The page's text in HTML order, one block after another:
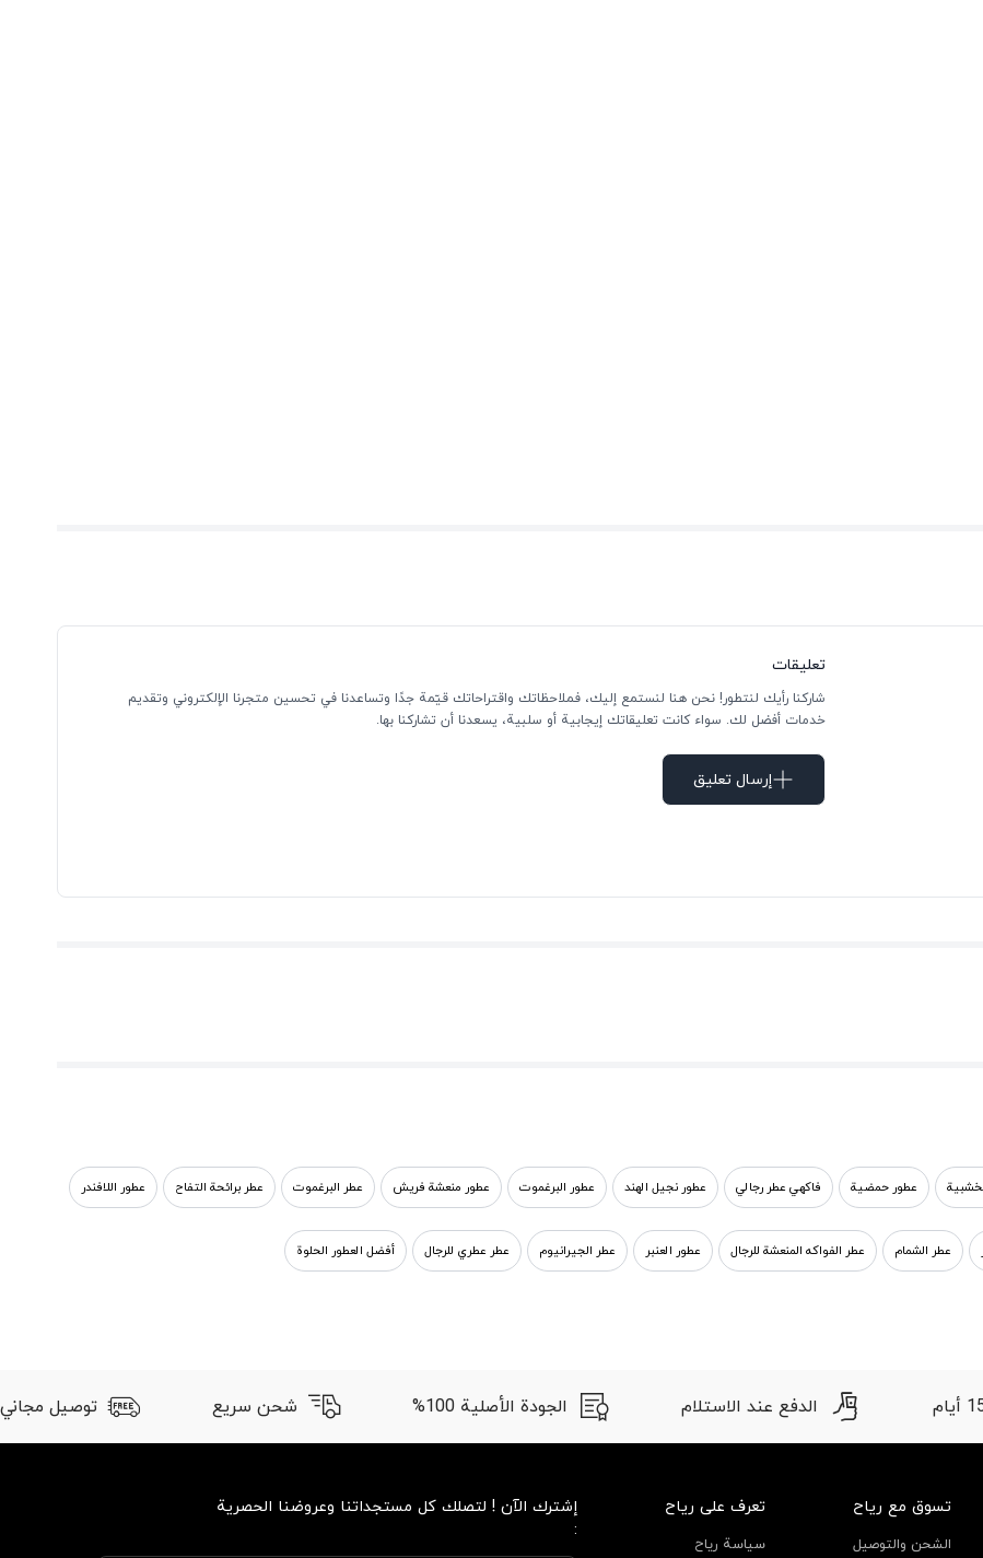
تعليقات
شاركنا رأيك لنتطور! نحن هنا لنستمع إليك، فملاحظاتك واقتراحاتك قيّمة جدًا وتساعدنا في تحسين متجرنا الإلكتروني وتقديم
خدمات أفضل لك. سواء كانت تعليقاتك إيجابية أو سلبية، يسعدنا أن تشاركنا بها.
إرسال تعليق
عطور حمضية فاكهي عطر رجالي عطور نجيل الهند عطور البرغموت عطور منعشة فریش عطر البرغموت عطر برائحة التفاح عطور اللافندر
عطر الشمام عطر الفواكه المنعشة للرجال عطور العنبر عطر الجيرانيوم عطر عطري للرجال أفضل العطور الحلوة
الدفع عند الاستلام الجودة الأصلية 100% شحن سريع توصيل مجاني
تسوق مع رياح
الشحن والتوصيل
تعرف على رياح
سياسة رياح
إشترك الآن ! لتصلك كل مستجداتنا وعروضنا الحصرية
: